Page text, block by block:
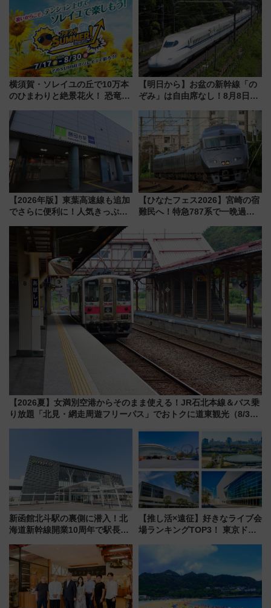
CHIKUGO」で巡る福岡･太宰
府･柳川の旅！YouTubeが公開
に
イダー」に注目 2026年夏は所
沢へ遊びに行こう
横須賀・ソレイユの丘で10万本
のひまわりと絶景花火！ 恐竜や
帰りお出かけ最新情報（2026年
7月17日～開催）
【明日から】お盆の新幹線「の
ぞみ」は自由席なし！8月8日午
せば空きが見つかることも 混
雑避ける「空席」探しのコツ
【2026年版】東葉高速線も追加
でさらに便利に！人気きっぷ
今年も発売 秋・早春に千葉県を
巡るなら使い勝手・コスパ抜群
【ひなたフェス2026】宮崎の宿
難民へ！特急787系で一晩過ご
ローおひさま」が救世主に？
【2026夏】女満別空港からそのまま使える！JR石北本線＆バス乗
り放題「北見・網走周遊フリーパス」でおトクに道東観光（8/3発
新函館北斗駅の裏側に潜入！北
海道新幹線開業10周年で駅長
ト 参加方法や体験内容を紹介
【推し活×遠征】好きなライブ会
場ランキングTOP3！ 東京ドー
由と交通アクセス術、ライブ会
場に何を求める？